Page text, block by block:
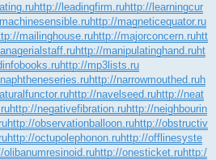
http://leadingfirm.ruhttp://learningcur
http://magneticequator.ru
mailinghouse.ruhttp://majorconcern.ruhtt
http://manipulatinghand.ruht
http://mp3lists.ru
http://narrowmouthed.ruh
http://navelseed.ruhttp://neat
http://negativefibration.ruhttp://neighbourin
http://observationballoon.ruhttp://obstructiv
http://octupolephonon.ruhttp://offlinesyste
olibanumresinoid.ruhttp://onesticket.ruhttp:/